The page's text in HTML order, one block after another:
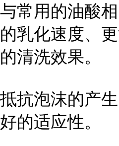
与常用的油酸
的乳化速度、
的清洗效果。
抵抗泡沫的产
好的适应性。